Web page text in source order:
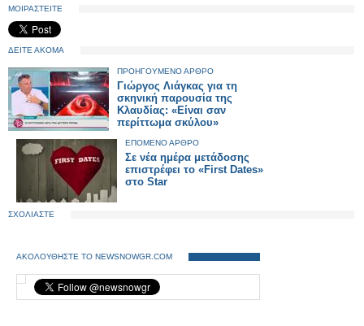
ΜΟΙΡΑΣΤΕΙΤΕ
ΔΕΙΤΕ ΑΚΟΜΑ
ΠΡΟΗΓΟΥΜΕΝΟ ΑΡΘΡΟ
Γιώργος Λιάγκας για τη
σκηνική παρουσία της
Κλαυδίας: «Είναι σαν
περίττωμα σκύλου»
ΕΠΟΜΕΝΟ ΑΡΘΡΟ
Σε νέα ημέρα μετάδοσης
επιστρέφει το «First Dates»
στο Star
ΣΧΟΛΙΑΣΤΕ
ΑΚΟΛΟΥΘΗΣΤΕ ΤΟ NEWSNOWGR.COM